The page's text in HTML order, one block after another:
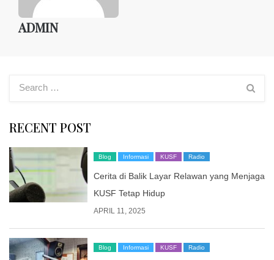
ADMIN
RECENT POST
Blog Informasi KUSF Radio
Cerita di Balik Layar Relawan yang Menjaga
KUSF Tetap Hidup
APRIL 11, 2025
Blog Informasi KUSF Radio